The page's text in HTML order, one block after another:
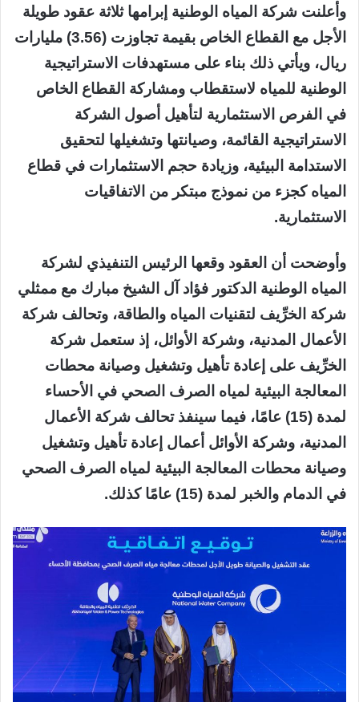
وأعلنت شركة المياه الوطنية إبرامها ثلاثة عقود طويلة
الأجل مع القطاع الخاص بقيمة تجاوزت (3.56) مليارات
ريال، ويأتي ذلك بناء على مستهدفات الاستراتيجية
الوطنية للمياه لاستقطاب ومشاركة القطاع الخاص
في الفرص الاستثمارية لتأهيل أصول الشركة
الاستراتيجية القائمة، وصيانتها وتشغيلها لتحقيق
الاستدامة البيئية، وزيادة حجم الاستثمارات في قطاع
المياه كجزء من نموذج مبتكر من الاتفاقيات
الاستثمارية.
وأوضحت أن العقود وقعها الرئيس التنفيذي لشركة
المياه الوطنية الدكتور فؤاد آل الشيخ مبارك مع ممثلي
شركة الخرِّيف لتقنيات المياه والطاقة، وتحالف شركة
الأعمال المدنية، وشركة الأوائل، إذ ستعمل شركة
الخرِّيف على إعادة تأهيل وتشغيل وصيانة محطات
المعالجة البيئية لمياه الصرف الصحي في الأحساء
لمدة (15) عامًا، فيما سينفذ تحالف شركة الأعمال
المدنية، وشركة الأوائل أعمال إعادة تأهيل وتشغيل
وصيانة محطات المعالجة البيئية لمياه الصرف الصحي
في الدمام والخبر لمدة (15) عامًا كذلك.